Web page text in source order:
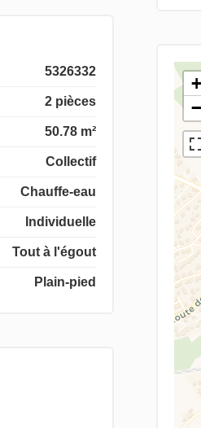
5326332
2 pièces
50.78 m²
Collectif
Chauffe-eau
Individuelle
Tout à l'égout
Plain-pied
+
−